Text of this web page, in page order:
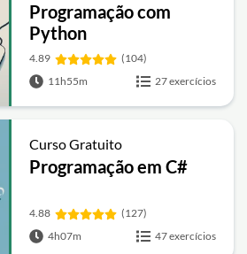
Programação com
Python
4.89
(104)
11h55m
27 exercícios
Curso Gratuito
Programação em C#
4.88
(127)
4h07m
47 exercícios